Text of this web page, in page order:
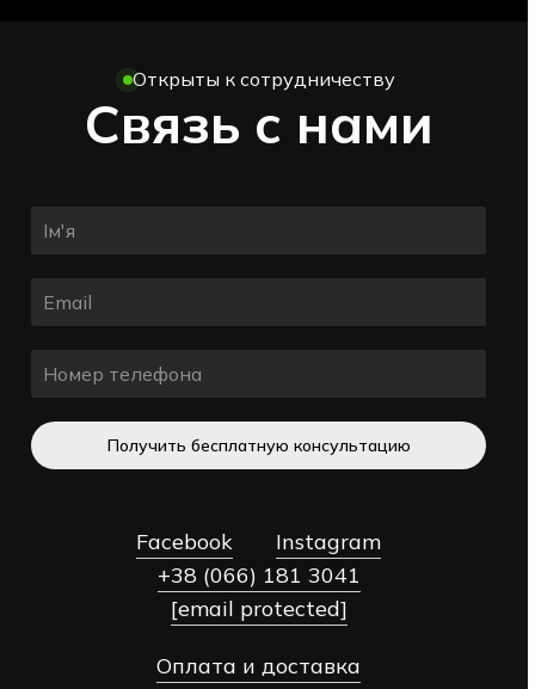
Открыты к сотрудничеству
Связь с нами
Получить бесплатную консультацию
Facebook
Instagram
+38 (066) 181 3041
[email protected]
Оплата и доставка